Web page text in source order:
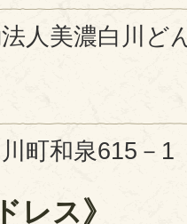
人美濃白川ど
町和泉615－1
レス》